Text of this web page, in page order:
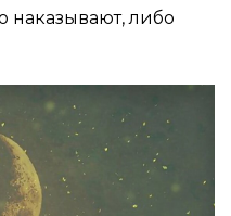
наказывают, либо